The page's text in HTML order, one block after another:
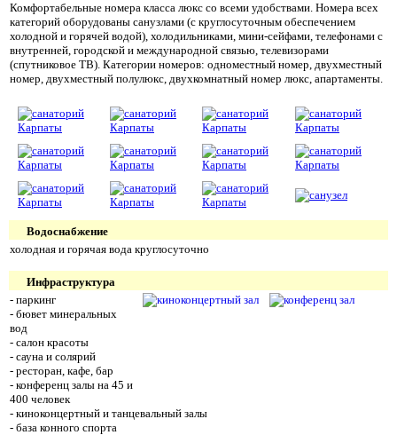
Комфортабельные номера класса люкс со всеми удобствами. Номера всех
категорий оборудованы санузлами (с круглосуточным обеспечением
холодной и горячей водой), холодильниками, мини-сейфами, телефонами с
внутренней, городской и международной связью, телевизорами
(спутниковое ТВ). Категории номеров: одноместный номер, двухместный
номер, двухместный полулюкс, двухкомнатный номер люкс, апартаменты.
Водоснабжение
холодная и горячая вода круглосуточно
Инфраструктура
- паркинг
- бювет минеральных
вод
- салон красоты
- сауна и солярий
- ресторан, кафе, бар
- конференц залы на 45 и
400 человек
- киноконцертный и танцевальный залы
- база конного спорта